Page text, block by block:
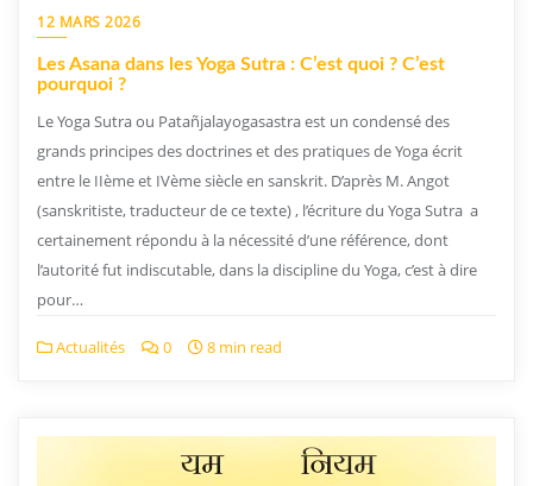
12 MARS 2026
Les Asana dans les Yoga Sutra : C’est quoi ? C’est
pourquoi ?
Le Yoga Sutra ou Patañjalayogasastra est un condensé des
grands principes des doctrines et des pratiques de Yoga écrit
entre le IIème et IVème siècle en sanskrit. D’après M. Angot
(sanskritiste, traducteur de ce texte) , l’écriture du Yoga Sutra a
certainement répondu à la nécessité d’une référence, dont
l’autorité fut indiscutable, dans la discipline du Yoga, c’est à dire
pour…
Actualités 0 8 min read